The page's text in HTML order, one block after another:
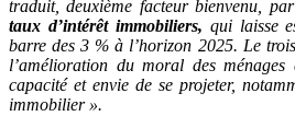
traduit, deuxième facteur bienvenu,
taux d’intérêt immobiliers, qui laisse
barre des 3 % à l’horizon 2025. Le
l’amélioration du moral des
capacité et envie de se projeter,
immobilier ».